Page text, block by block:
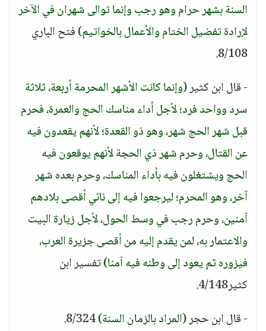
السنة بشهر حرام وهو رجب وإنما توالى شهران في الآخر
لإرادة تفضيل الختام والأعمال بالخواتيم)فتح الباري
8/108.
- قال ابن كثير(وإنما كانت الأشهر المحرمة أربعة، ثلاثة
سرد وواحد فرد؛ لأجل أداء مناسك الحج والعمرة، فحرم
قبل شهر الحج شهر، وهو ذو القعدة؛ لأنهم يقعدون فيه
عن القتال، وحرم شهر ذي الحجة لأنهم يوقعون فيه
الحج ويشتغلون فيه بأداء المناسك، وحرم بعده شهر
آخر، وهو المحرم؛ ليرجعوا فيه إلى نائي أقصى بلادهم
آمنين، وحرم رجب في وسط الحول، لأجل زيارة البيت
والاعتمار به، لمن يقدم إليه من أقصى جزيرة العرب،
فيزوره ثم يعود إلى وطنه فيه آمنا)تفسير ابن
كثير4/148.
- قال ابن حجر(المراد بالزمان السنة)